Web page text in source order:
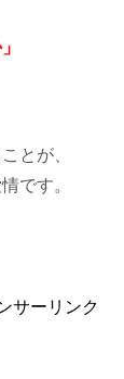
とが、
です。
サーリンク